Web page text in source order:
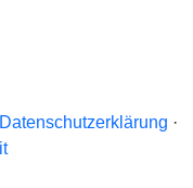
Datenschutzerklärung ·